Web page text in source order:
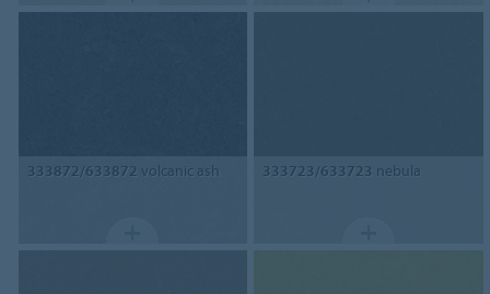
333872/633872 volcanic ash 333723/633723 nebula